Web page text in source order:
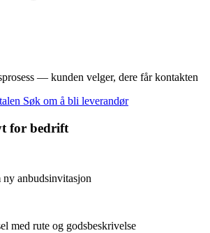
— kunden velger, dere får kontakten
Søk om å bli leverandør
for bedrift
ny anbudsinvitasjon
med rute og godsbeskrivelse